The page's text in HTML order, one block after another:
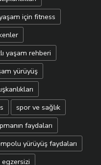
için fitness
yaşam rehberi
yürüyüş
spor ve sağlık
faydaları
yürüyüş faydaları